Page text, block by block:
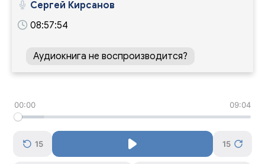
Сергей Кирсанов
08:57:54
Аудиокнига не воспроизводится?
00:00 09:04
15 15